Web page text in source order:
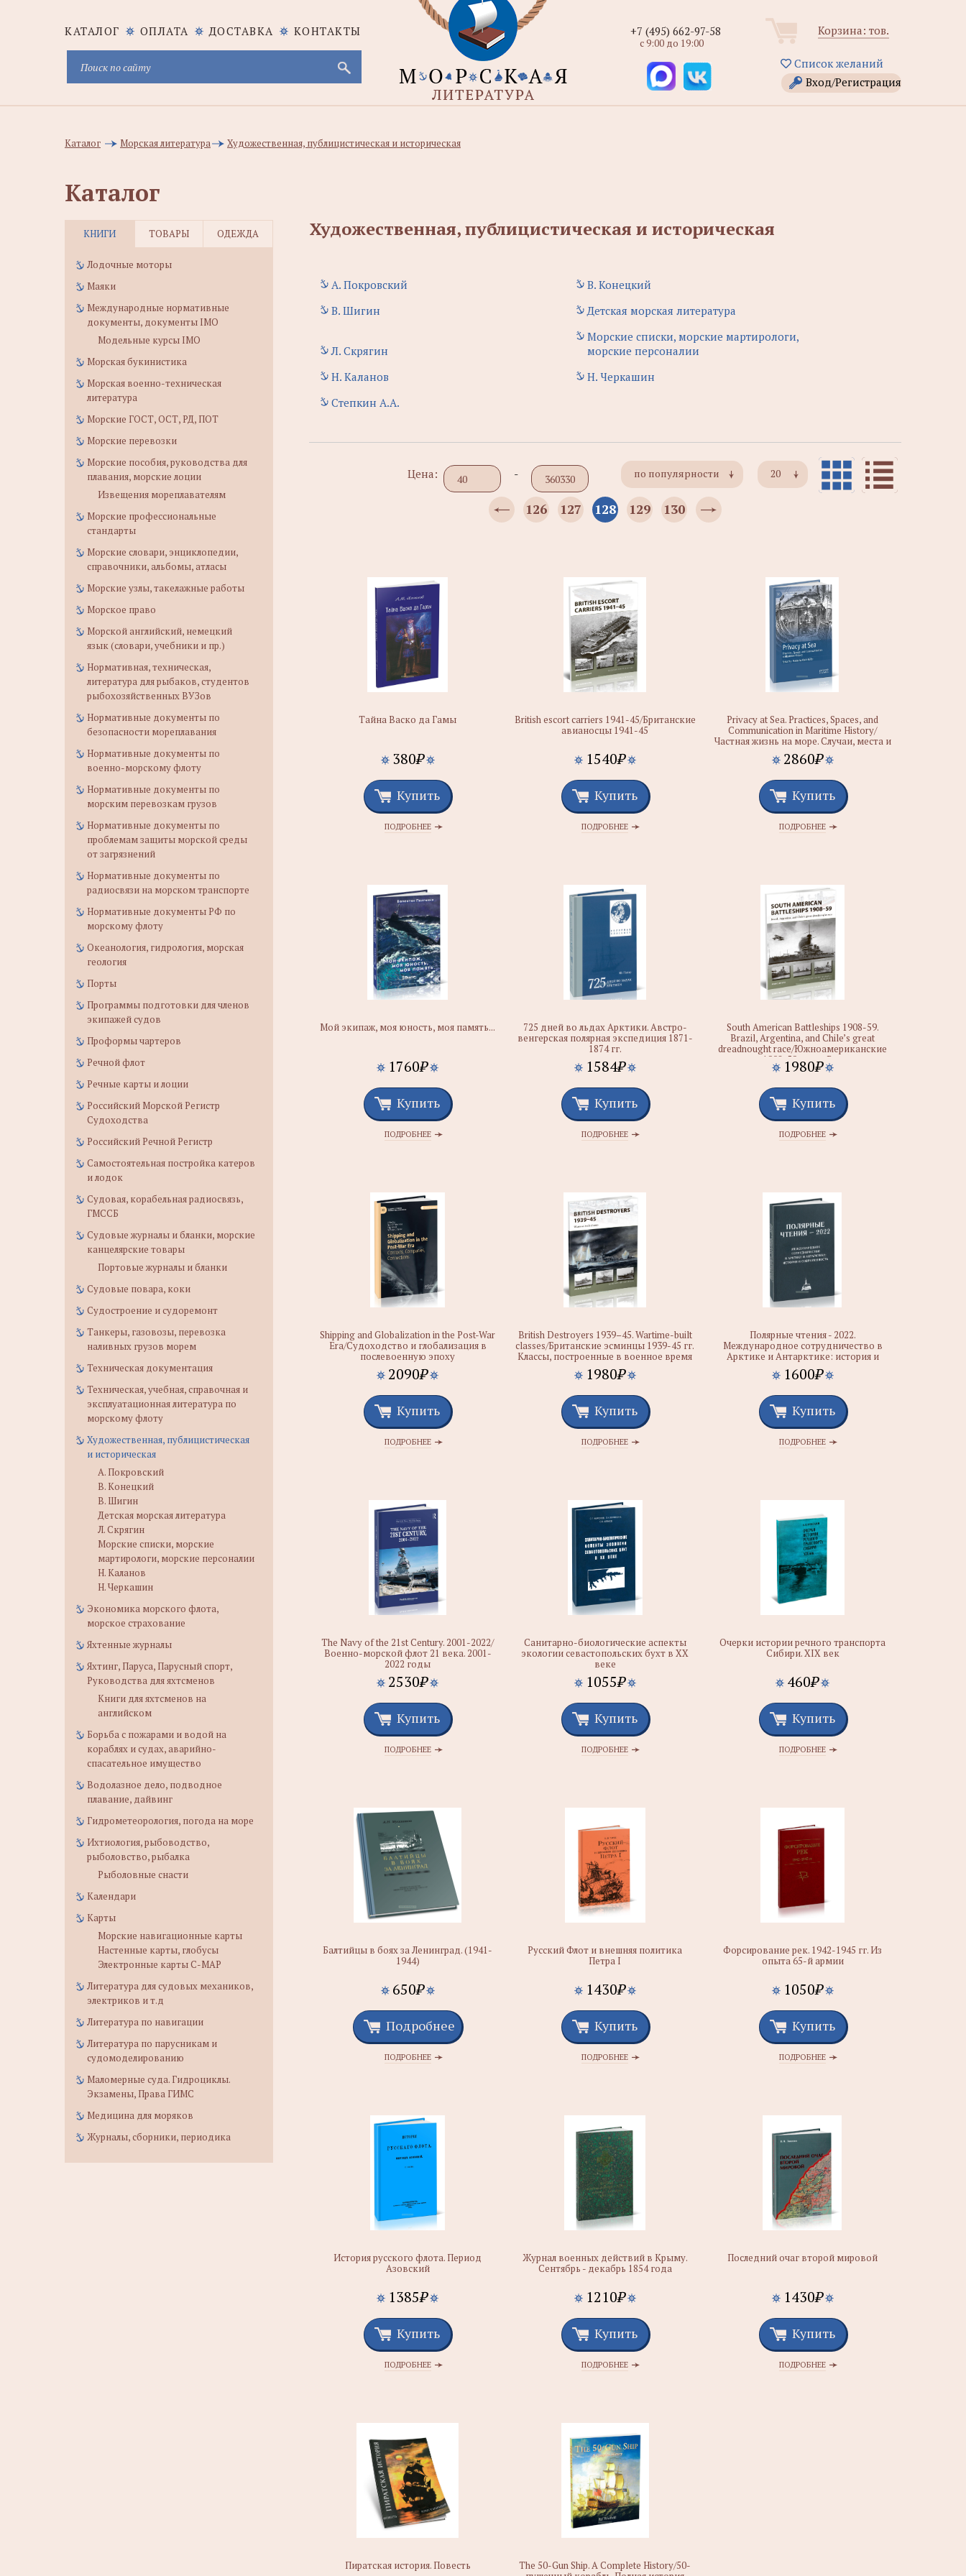
КАТАЛОГ ОПЛАТА ДОСТАВКА КОНТАКТЫ Корзина: тов.
Список желаний
Вход/Регистрация
+7 (495) 662-97-58
с 9:00 до 19:00
Каталог Морская литература Художественная, публицистическая и историческая
Каталог
КНИГИ ТОВАРЫ ОДЕЖДА
Лодочные моторы
Маяки
Международные нормативные
документы, документы IMO
Модельные курсы IMO
Морская букинистика
Морская военно-техническая
литература
Морские ГОСТ, ОСТ, РД, ПОТ
Морские перевозки
Морские пособия, руководства для
плавания, морские лоции
Извещения мореплавателям
Морские профессиональные
стандарты
Морские словари, энциклопедии,
справочники, альбомы, атласы
Морские узлы, такелажные работы
Морское право
Морской английский, немецкий
язык (словари, учебники и пр.)
Нормативная, техническая,
литература для рыбаков, студентов
рыбохозяйственных ВУЗов
Нормативные документы по
безопасности мореплавания
Нормативные документы по
военно-морскому флоту
Нормативные документы по
морским перевозкам грузов
Нормативные документы по
проблемам защиты морской среды
от загрязнений
Нормативные документы по
радиосвязи на морском транспорте
Нормативные документы РФ по
морскому флоту
Океанология, гидрология, морская
геология
Порты
Программы подготовки для членов
экипажей судов
Проформы чартеров
Речной флот
Речные карты и лоции
Российский Морской Регистр
Судоходства
Российский Речной Регистр
Самостоятельная постройка катеров
и лодок
Судовая, корабельная радиосвязь,
ГМССБ
Судовые журналы и бланки, морские
канцелярские товары
Портовые журналы и бланки
Судовые повара, коки
Судостроение и судоремонт
Танкеры, газовозы, перевозка
наливных грузов морем
Техническая документация
Техническая, учебная, справочная и
эксплуатационная литература по
морскому флоту
Художественная, публицистическая
и историческая
А. Покровский
В. Конецкий
В. Шигин
Детская морская литература
Л. Скрягин
Морские списки, морские
мартирологи, морские персоналии
Н. Каланов
Н. Черкашин
Экономика морского флота,
морское страхование
Яхтенные журналы
Яхтинг, Паруса, Парусный спорт,
Руководства для яхтсменов
Книги для яхтсменов на
английском
Борьба с пожарами и водой на
кораблях и судах, аварийно-
спасательное имущество
Водолазное дело, подводное
плавание, дайвинг
Гидрометеорология, погода на море
Ихтиология, рыбоводство,
рыболовство, рыбалка
Рыболовные снасти
Календари
Карты
Морские навигационные карты
Настенные карты, глобусы
Электронные карты C-MAP
Литература для судовых механиков,
электриков и т.д
Литература по навигации
Литература по парусникам и
судомоделированию
Маломерные суда. Гидроциклы.
Экзамены, Права ГИМС
Медицина для моряков
Журналы, сборники, периодика
Художественная, публицистическая и историческая
А. Покровский
В. Конецкий
В. Шигин
Детская морская литература
Л. Скрягин
Морские списки, морские мартирологи,
морские персоналии
Н. Каланов
Н. Черкашин
Степкин А.А.
20
по популярности
Цена: -
126 127 128 129 130
Тайна Васко да Гамы
380₽
Купить
ПОДРОБНЕЕ
British escort carriers 1941-45/Британские
авианосцы 1941-45
1540₽
Купить
ПОДРОБНЕЕ
Privacy at Sea. Practices, Spaces, and
Communication in Maritime History/
Частная жизнь на море. Случаи, места и
связи в истории мореплавания
2860₽
Купить
ПОДРОБНЕЕ
Мой экипаж, моя юность, моя память...
1760₽
Купить
ПОДРОБНЕЕ
725 дней во льдах Арктики. Австро-
венгерская полярная экспедиция 1871-
1874 гг.
1584₽
Купить
ПОДРОБНЕЕ
South American Battleships 1908-59.
Brazil, Argentina, and Chile’s great
dreadnought race/Южноамериканские
линкоры в 1908-59 годы. Великая гонка
дредноутов Бразилии, Аргентины и
1980₽
Купить
ПОДРОБНЕЕ
Shipping and Globalization in the Post-War
Era/Судоходство и глобализация в
послевоенную эпоху
2090₽
Купить
ПОДРОБНЕЕ
British Destroyers 1939–45. Wartime-built
classes/Британские эсминцы 1939-45 гг.
Классы, построенные в военное время
1980₽
Купить
ПОДРОБНЕЕ
Полярные чтения - 2022.
Международное сотрудничество в
Арктике и Антарктике: история и
современность
1600₽
Купить
ПОДРОБНЕЕ
The Navy of the 21st Century. 2001-2022/
Военно-морской флот 21 века. 2001-
2022 годы
2530₽
Купить
ПОДРОБНЕЕ
Санитарно-биологические аспекты
экологии севастопольских бухт в ХХ
веке
1055₽
Купить
ПОДРОБНЕЕ
Очерки истории речного транспорта
Сибири. XIX век
460₽
Купить
ПОДРОБНЕЕ
Балтийцы в боях за Ленинград. (1941-
1944)
650₽
Подробнее
ПОДРОБНЕЕ
Русский Флот и внешняя политика
Петра I
1430₽
Купить
ПОДРОБНЕЕ
Форсирование рек. 1942-1945 гг. Из
опыта 65-й армии
1050₽
Купить
ПОДРОБНЕЕ
История русского флота. Период
Азовский
1385₽
Купить
ПОДРОБНЕЕ
Журнал военных действий в Крыму.
Сентябрь - декабрь 1854 года
1210₽
Купить
ПОДРОБНЕЕ
Последний очаг второй мировой
1430₽
Купить
ПОДРОБНЕЕ
Пиратская история. Повесть
The 50-Gun Ship. A Complete History/50-